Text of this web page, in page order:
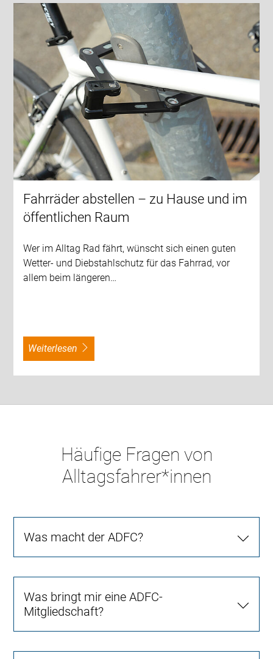
Fahrräder abstellen – zu Hause und im
öffentlichen Raum
Wer im Alltag Rad fährt, wünscht sich einen guten
Wetter- und Diebstahlschutz für das Fahrrad, vor
allem beim längeren…
weiterlesen
Häufige Fragen von
Alltagsfahrer*innen
Was macht der ADFC?
Was bringt mir eine ADFC-
Mitgliedschaft?